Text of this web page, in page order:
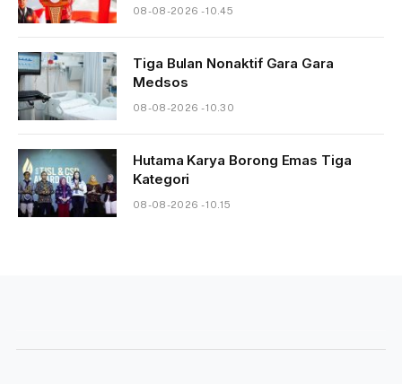
08-08-2026 - 10.45
Tiga Bulan Nonaktif Gara Gara
Medsos
08-08-2026 - 10.30
Hutama Karya Borong Emas Tiga
Kategori
08-08-2026 - 10.15